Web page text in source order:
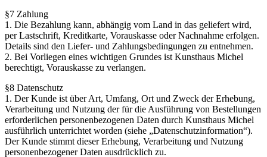
§7 Zahlung
1. Die Bezahlung kann, abhängig vom Land in das geliefert wird,
per Lastschrift, Kreditkarte, Vorauskasse oder Nachnahme erfolgen.
Details sind den Liefer- und Zahlungsbedingungen zu entnehmen.
2. Bei Vorliegen eines wichtigen Grundes ist Kunsthaus Michel
berechtigt, Vorauskasse zu verlangen.
§8 Datenschutz
1. Der Kunde ist über Art, Umfang, Ort und Zweck der Erhebung,
Verarbeitung und Nutzung der für die Ausführung von Bestellungen
erforderlichen personenbezogenen Daten durch Kunsthaus Michel
ausführlich unterrichtet worden (siehe „Datenschutzinformation“).
Der Kunde stimmt dieser Erhebung, Verarbeitung und Nutzung
personenbezogener Daten ausdrücklich zu.